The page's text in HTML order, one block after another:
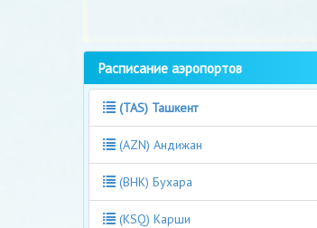
Расписание аэропортов
(TAS) Ташкент
(AZN) Андижан
(BHK) Бухара
(KSQ) Карши